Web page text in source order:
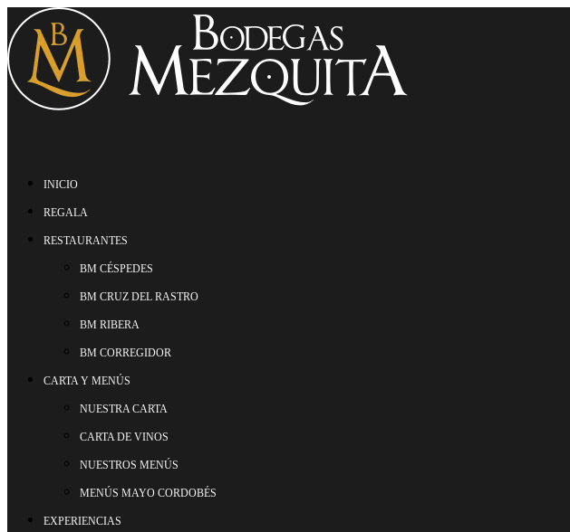
INICIO
REGALA
RESTAURANTES
BM CÉSPEDES
BM CRUZ DEL RASTRO
BM RIBERA
BM CORREGIDOR
CARTA Y MENÚS
NUESTRA CARTA
CARTA DE VINOS
NUESTROS MENÚS
MENÚS MAYO CORDOBÉS
EXPERIENCIAS